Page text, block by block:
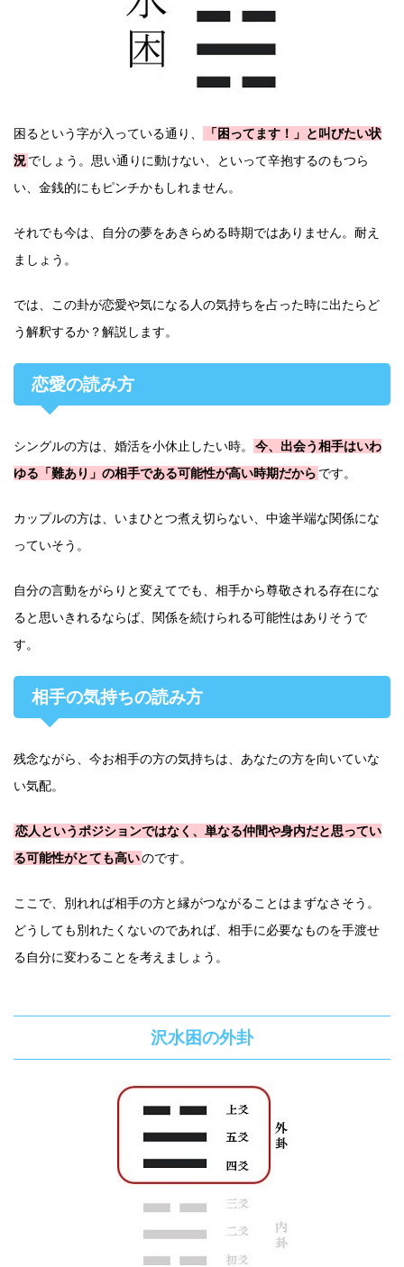
困るという字が入っている通り、
「困ってます！」と叫びたい状
況でしょう。思い通りに動けない、といって辛抱するのもつら
い、金銭的にもピンチかもしれません。
それでも今は、自分の夢をあきらめる時期ではありません。耐え
ましょう。
では、この卦が恋愛や気になる人の気持ちを占った時に出たらど
う解釈するか？解説します。
恋愛の読み方
シングルの方は、婚活を小休止したい時。
今、出会う相手はいわ
ゆる「難あり」の相手である可能性が高い時期だから です。
カップルの方は、いまひとつ煮え切らない、中途半端な関係にな
っていそう。
自分の言動をがらりと変えてでも、相手から尊敬される存在にな
ると思いきれるならば、関係を続けられる可能性はありそうで
す。
相手の気持ちの読み方
残念ながら、今お相手の方の気持ちは、あなたの方を向いていな
い気配。
恋人というポジションではなく、単なる仲間や身内だと思ってい
る可能性がとても高いのです。
ここで、別れれば相手の方と縁がつながることはまずなさそう。
どうしても別れたくないのであれば、相手に必要なものを手渡せ
る自分に変わることを考えましょう。
沢水困の外卦